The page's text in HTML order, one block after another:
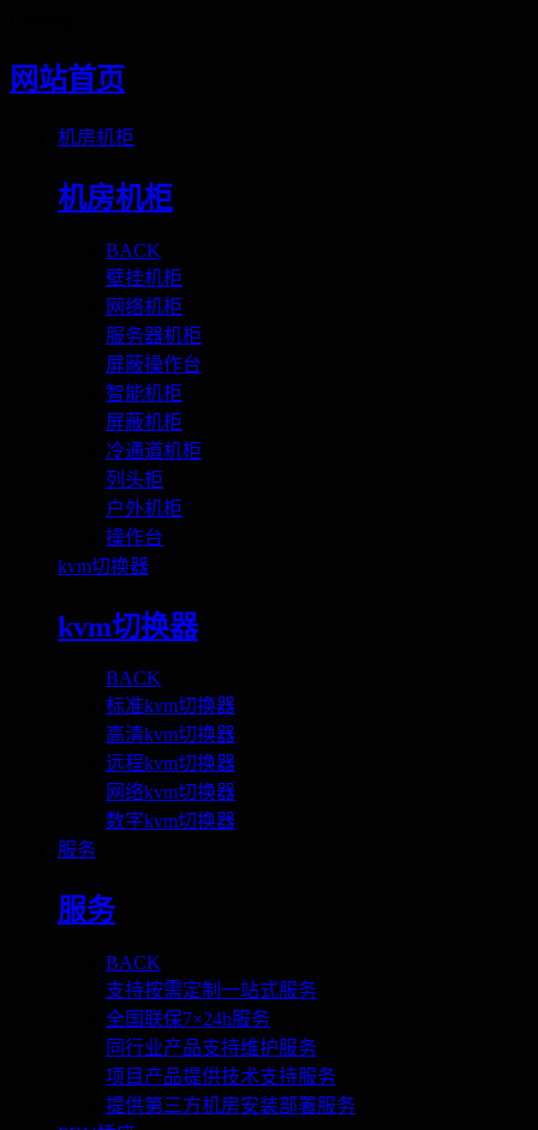
网站首页
机房机柜
机房机柜
BACK
壁挂机柜
网络机柜
服务器机柜
屏蔽操作台
智能机柜
屏蔽机柜
冷通道机柜
列头柜
户外机柜
操作台
kvm切换器
kvm切换器
BACK
标准kvm切换器
高清kvm切换器
远程kvm切换器
网络kvm切换器
数字kvm切换器
服务
服务
BACK
支持按需定制一站式服务
全国联保7×24h服务
同行业产品支持维护服务
项目产品提供技术支持服务
提供第三方机房安装部署服务